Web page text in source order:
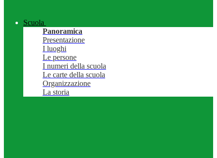
Scuola
Panoramica
Presentazione
I luoghi
Le persone
I numeri della scuola
Le carte della scuola
Organizzazione
La storia